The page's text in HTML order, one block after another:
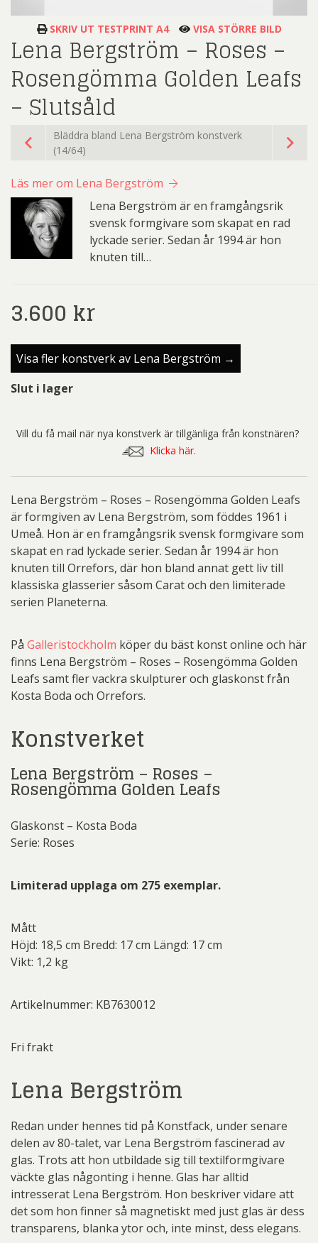
SKRIV UT TESTPRINT A4 VISA STÖRRE BILD
Lena Bergström – Roses –
Rosengömma Golden Leafs
– Slutsåld
Bläddra bland Lena Bergström konstverk
(14/64)
Läs mer om Lena Bergström
Lena Bergström är en framgångsrik
svensk formgivare som skapat en rad
lyckade serier. Sedan år 1994 är hon
knuten till…
3.600 kr
Visa fler konstverk av Lena Bergström →
Slut i lager
Vill du få mail när nya konstverk är tillgänliga från konstnären?
Klicka här.
Lena Bergström – Roses – Rosengömma Golden Leafs
är formgiven av Lena Bergström, som föddes 1961 i
Umeå. Hon är en framgångsrik svensk formgivare som
skapat en rad lyckade serier. Sedan år 1994 är hon
knuten till Orrefors, där hon bland annat gett liv till
klassiska glasserier såsom Carat och den limiterade
serien Planeterna.
På Galleristockholm köper du bäst konst online och här
finns Lena Bergström – Roses – Rosengömma Golden
Leafs samt fler vackra skulpturer och glaskonst från
Kosta Boda och Orrefors.
Konstverket
Lena Bergström – Roses –
Rosengömma Golden Leafs
Glaskonst – Kosta Boda
Serie: Roses
Limiterad upplaga om 275 exemplar.
Mått
Höjd: 18,5 cm Bredd: 17 cm Längd: 17 cm
Vikt: 1,2 kg
Artikelnummer: KB7630012
Fri frakt
Lena Bergström
Redan under hennes tid på Konstfack, under senare
delen av 80-talet, var Lena Bergström fascinerad av
glas. Trots att hon utbildade sig till textilformgivare
väckte glas någonting i henne. Glas har alltid
intresserat Lena Bergström. Hon beskriver vidare att
det som hon finner så magnetiskt med just glas är dess
transparens, blanka ytor och, inte minst, dess elegans.